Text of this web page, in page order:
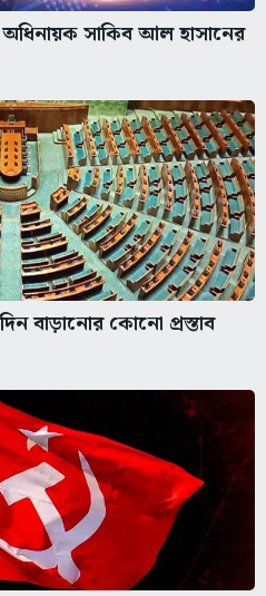
অধিনায়ক সাকিব আল হাসানের
বাড়ানোর কোনো প্রস্তাব